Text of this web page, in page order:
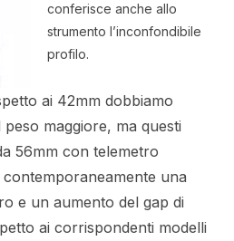
conferisce anche allo
strumento l’inconfondibile
profilo.
ai 42mm dobbiamo
maggiore, ma questi
56mm con telemetro
una
e un aumento del gap di
ai corrispondenti modelli